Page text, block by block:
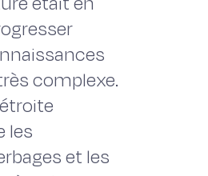
complexe.
les
et les